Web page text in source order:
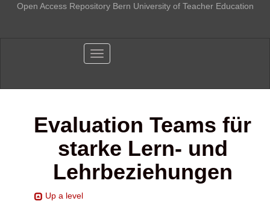
Open Access Repository Bern University of Teacher Education
Toggle navigation
Evaluation Teams für
starke Lern- und
Lehrbeziehungen
Up a level